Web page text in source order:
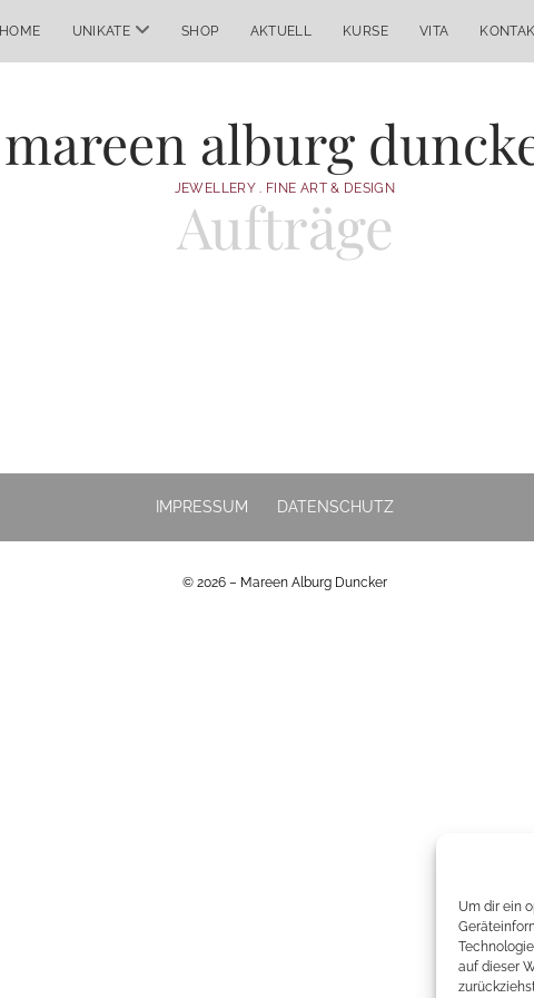
Um dir ein
auf dieser
HOME UNIKATE Menü
SHOP AKTUELL KURSE VITA
mareen alburg
JEWELLERY . FINE ART & DESIGN
Aufträge
IMPRESSUM DATENSCHUTZ
© 2026 – Mareen Alburg Duncker